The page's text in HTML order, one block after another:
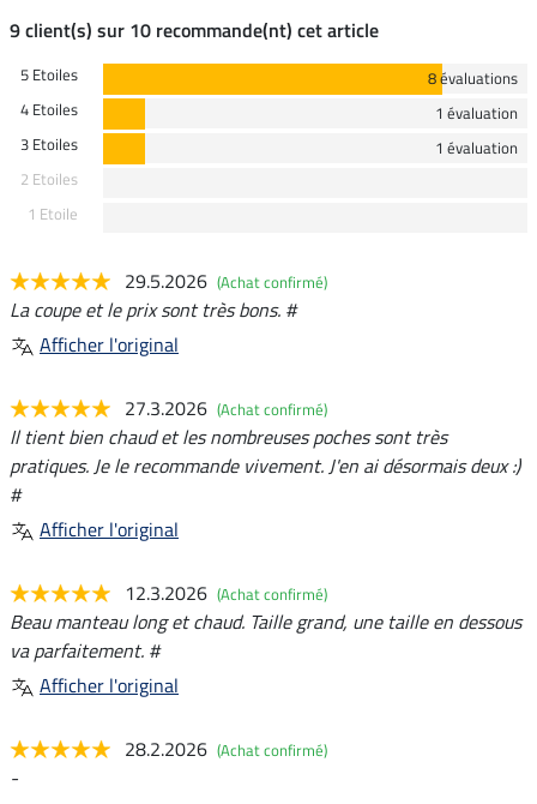
9 client(s) sur 10 recommande(nt) cet article
5 Etoiles
8 évaluations
4 Etoiles
1 évaluation
3 Etoiles
1 évaluation
2 Etoiles
1 Etoile
29.5.2026 (Achat confirmé)
La coupe et le prix sont très bons. #
Afficher l'original
27.3.2026 (Achat confirmé)
Il tient bien chaud et les nombreuses poches sont très
pratiques. Je le recommande vivement. J'en ai désormais deux :)
#
Afficher l'original
12.3.2026 (Achat confirmé)
Beau manteau long et chaud. Taille grand, une taille en dessous
va parfaitement. #
Afficher l'original
28.2.2026 (Achat confirmé)
-